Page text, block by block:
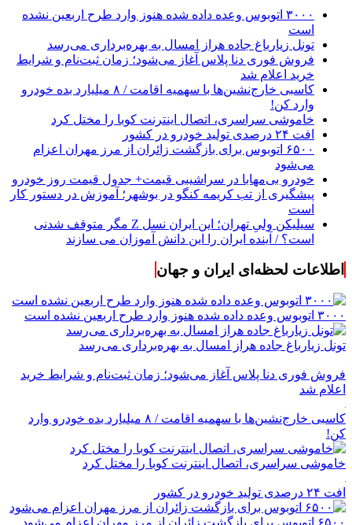
۳۰۰۰ اتوبوس وعده داده شده هنوز وارد طرح اربعین نشده
است
تونل زیارباغ جاده هراز امسال به بهره‌برداری می‌رسد
فروش فوری دنا پلاس آغاز می‌شود؛ زمان ثبت‌نام و شرایط
خرید اعلام شد
کاسبی خارج‌نشین‌ها با سهمیه اقامت / ۸ میلیارد بده خودرو
وارد کن!
خاموشی سراسری، اتصال اینترنت کوبا را مختل کرد
افت ۲۴ درصدی تولید خودرو در کشور
۶۵۰۰ اتوبوس برای بازگشت زائران از مرز مهران اعزام
می‌شود
خودرو بی‌مهابا در سراشیبی قیمت+ جدول قیمت روز خودرو
پیشگیری از تب کریمه کنگو در بوشهر؛ آموزش در دستور کار
است
سیلیکن ولیِ تهران؛ این ایران نسل Z مگر متوقف شدنی
است؟ / آینده ایران را این دانش آموزان می سازند
اطلاعات لحظه‌ای ایران و جهان
۳۰۰۰ اتوبوس وعده داده شده هنوز وارد طرح اربعین نشده است
تونل زیارباغ جاده هراز امسال به بهره‌برداری می‌رسد
فروش فوری دنا پلاس آغاز می‌شود؛ زمان ثبت‌نام و شرایط خرید
اعلام شد
کاسبی خارج‌نشین‌ها با سهمیه اقامت / ۸ میلیارد بده خودرو وارد
کن!
خاموشی سراسری، اتصال اینترنت کوبا را مختل کرد
افت ۲۴ درصدی تولید خودرو در کشور